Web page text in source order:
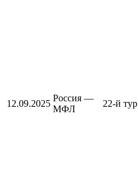
12.09.2025
Россия —
МФЛ
22-й тур